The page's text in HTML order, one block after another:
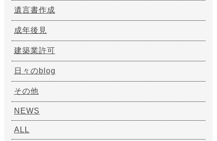
遺言書作成
成年後見
建築業許可
日々のblog
その他
NEWS
ALL